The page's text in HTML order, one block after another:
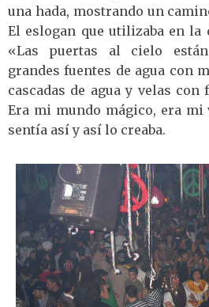
una hada, mostrando un
El eslogan que utilizaba en la
«Las puertas al cielo
grandes fuentes de agua con
cascadas de agua y velas
Era mi mundo mágico, era
sentía así y así lo creaba.